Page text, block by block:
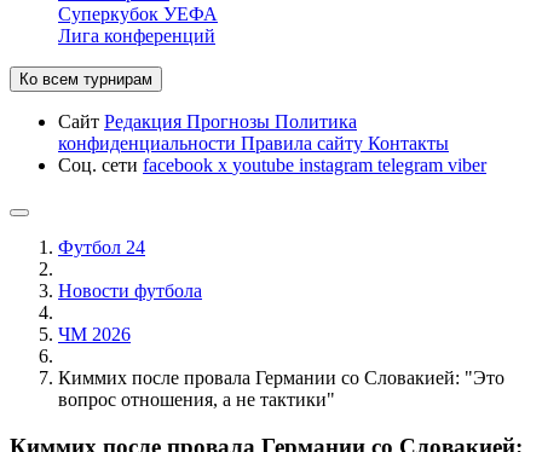
Суперкубок УЕФА
Лига конференций
Ко всем турнирам
Сайт Редакция Прогнозы Политика
конфиденциальности Правила сайту Контакты
Соц. сети facebook x youtube instagram telegram viber
Футбол 24
Новости футбола
ЧМ 2026
Киммих после провала Германии со Словакией: "Это
вопрос отношения, а не тактики"
Киммих после провала Германии со Словакией: